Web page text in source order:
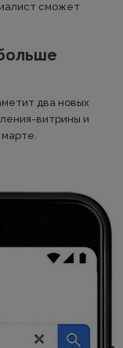
сможет
два новых
витрины и
марте.